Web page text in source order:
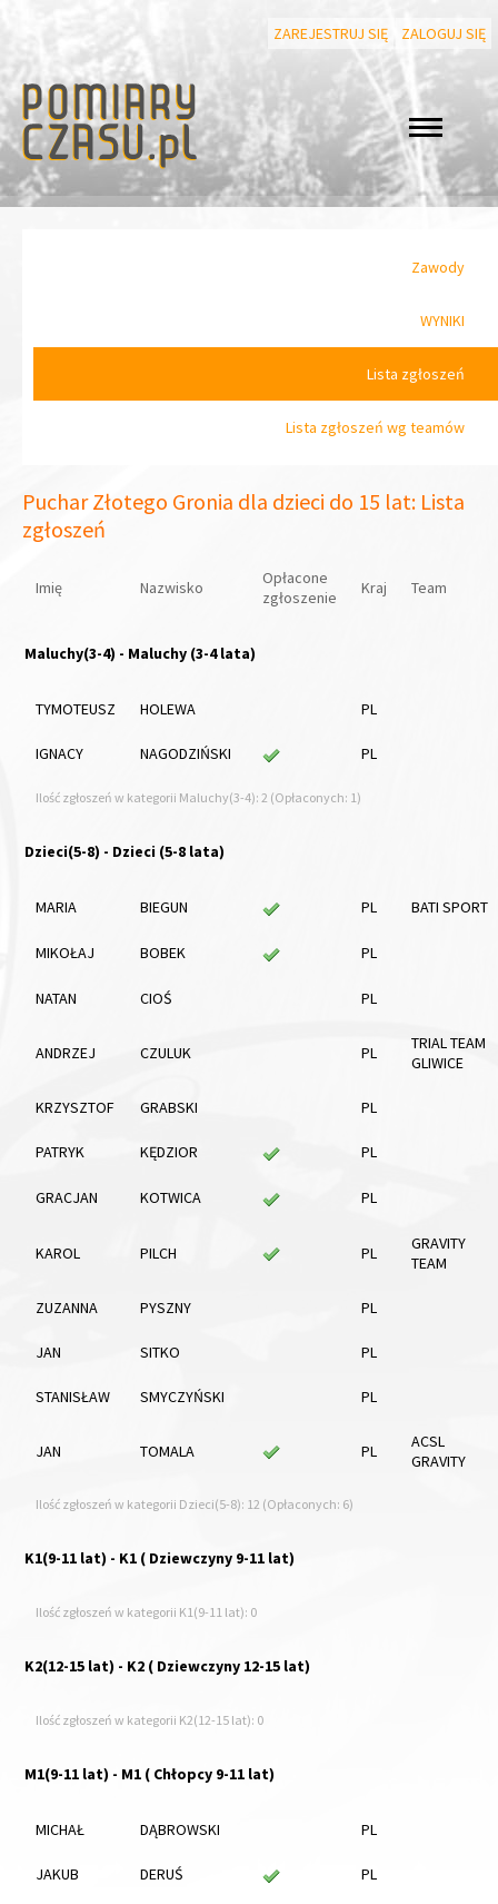
ZAREJESTRUJ SIĘ ZALOGUJ SIĘ
Zawody
WYNIKI
Lista zgłoszeń
Lista zgłoszeń wg teamów
Puchar Złotego Gronia dla dzieci do 15 lat: Lista
zgłoszeń
Imię Nazwisko
Opłacone
zgłoszenie
Kraj Team
Maluchy(3-4) - Maluchy (3-4 lata)
TYMOTEUSZ HOLEWA PL
IGNACY NAGODZIŃSKI PL
Ilość zgłoszeń w kategorii Maluchy(3-4): 2 (Opłaconych: 1)
Dzieci(5-8) - Dzieci (5-8 lata)
MARIA BIEGUN PL BATI SPORT
MIKOŁAJ BOBEK PL
NATAN CIOŚ PL
ANDRZEJ CZULUK PL
TRIAL TEAM
GLIWICE
KRZYSZTOF GRABSKI PL
PATRYK KĘDZIOR PL
GRACJAN KOTWICA PL
KAROL PILCH PL
GRAVITY
TEAM
ZUZANNA PYSZNY PL
JAN SITKO PL
STANISŁAW SMYCZYŃSKI PL
JAN TOMALA PL
ACSL
GRAVITY
Ilość zgłoszeń w kategorii Dzieci(5-8): 12 (Opłaconych: 6)
K1(9-11 lat) - K1 ( Dziewczyny 9-11 lat)
Ilość zgłoszeń w kategorii K1(9-11 lat): 0
K2(12-15 lat) - K2 ( Dziewczyny 12-15 lat)
Ilość zgłoszeń w kategorii K2(12-15 lat): 0
M1(9-11 lat) - M1 ( Chłopcy 9-11 lat)
MICHAŁ DĄBROWSKI PL
JAKUB DERUŚ PL